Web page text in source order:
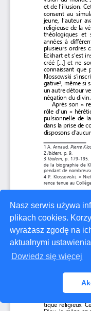
Nasz serwis używa
plikach cookies.
wyrażasz zgodę na
aktualnymi
Dowiedz się więcej